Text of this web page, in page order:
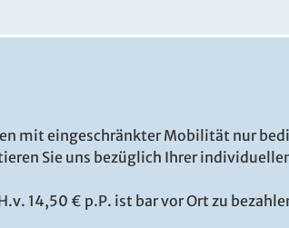
mit eingeschränkter Mobilität nur
Sie uns bezüglich Ihrer
14,50 € p.P. ist bar vor Ort zu